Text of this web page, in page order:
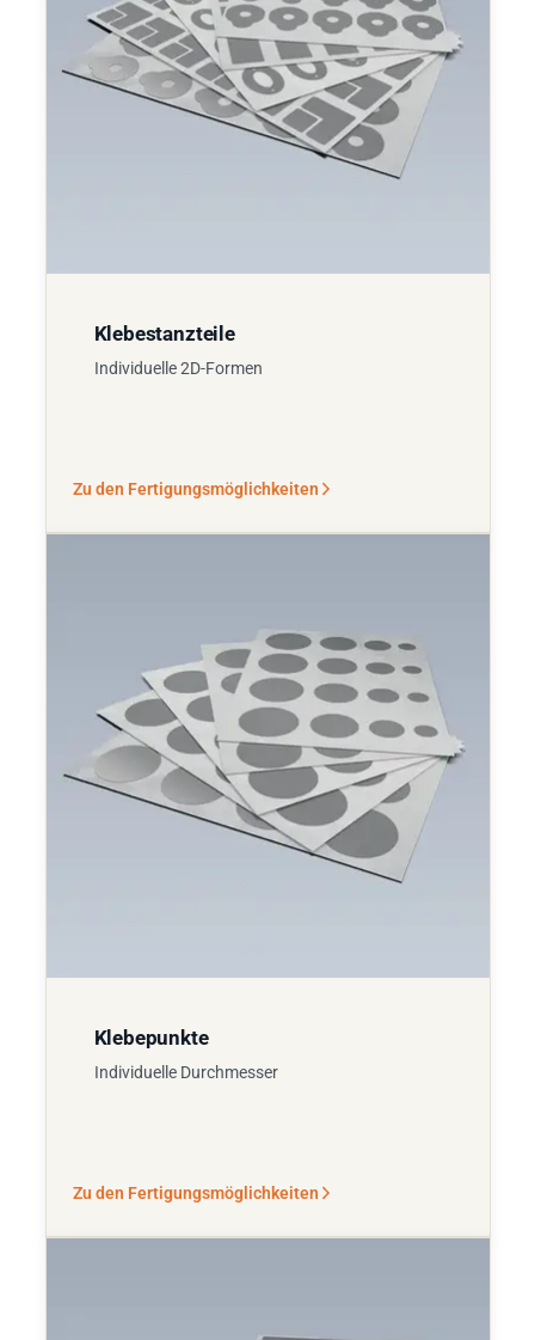
Klebestanzteile
Individuelle 2D-Formen
Zu den Fertigungsmöglichkeiten
Klebepunkte
Individuelle Durchmesser
Zu den Fertigungsmöglichkeiten